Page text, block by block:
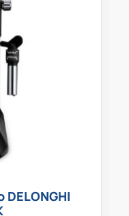
DELONGHI